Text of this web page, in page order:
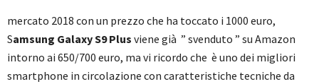
mercato 2018 con un prezzo che ha toccato i 1000 euro,
Samsung Galaxy S9 Plus viene già ” svenduto ” su Amazon
intorno ai 650/700 euro, ma vi ricordo che è uno dei migliori
smartphone in circolazione con caratteristiche tecniche da